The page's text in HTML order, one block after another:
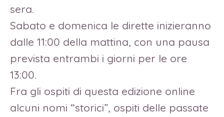
sera.
Sabato e domenica le dirette inizieranno
dalle 11:00 della mattina, con una pausa
prevista entrambi i giorni per le ore
13:00.
Fra gli ospiti di questa edizione online
alcuni nomi “storici”, ospiti delle passate